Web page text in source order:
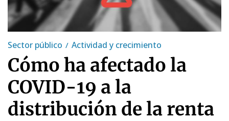
Sector público Actividad y crecimiento
Cómo ha afectado la
COVID-19 a la
distribución de la renta